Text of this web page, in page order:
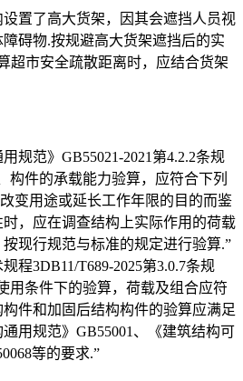
置了高大货架，因其会遮挡人员视
碍物.按规避高大货架遮挡后的实
超市安全疏散距离时，应结合货架
规范》GB55021-2021第4.2.2条规
构件的承载能力验算，应符合下列
变用途或延长工作年限的目的而鉴
，应在调查结构上实际作用的荷载
现行规范与标准的规定进行验算.”
程3DB11/T689-2025第3.0.7条规
用条件下的验算，荷载及组合应符
件和加固后结构构件的验算应满足
用规范》GB55001、《建筑结构可
等的要求.”